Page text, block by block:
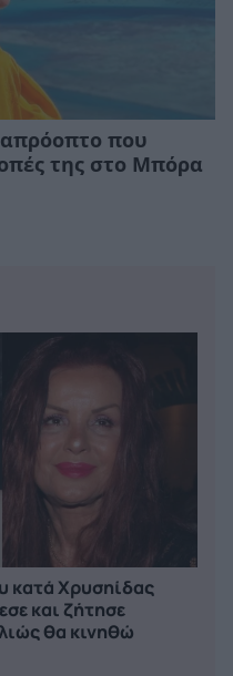
που
της στο Μπόρα
κατά Χρυσηίδας
και ζήτησε
θα κινηθώ